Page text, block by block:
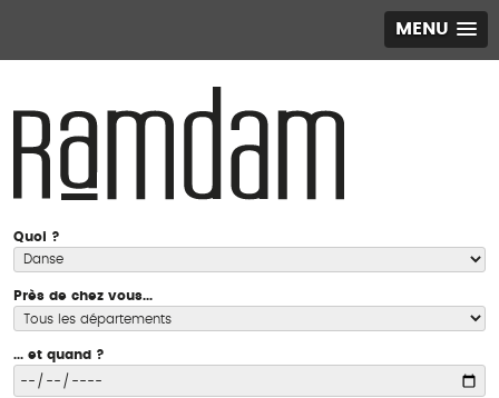
MENU
Quoi ?
Près de chez vous...
... et quand ?